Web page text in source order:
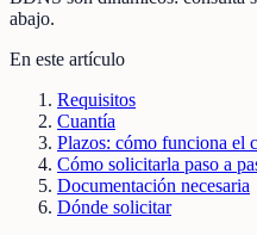
abajo.
En este artículo
Requisitos
Cuantía
Plazos: cómo funciona el
Cómo solicitarla paso a
Documentación necesaria
Dónde solicitar